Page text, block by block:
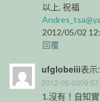
以上, 祝福
2012/05/02
回覆
ufglobeiii表示:
2012-05-
1.沒有！自知